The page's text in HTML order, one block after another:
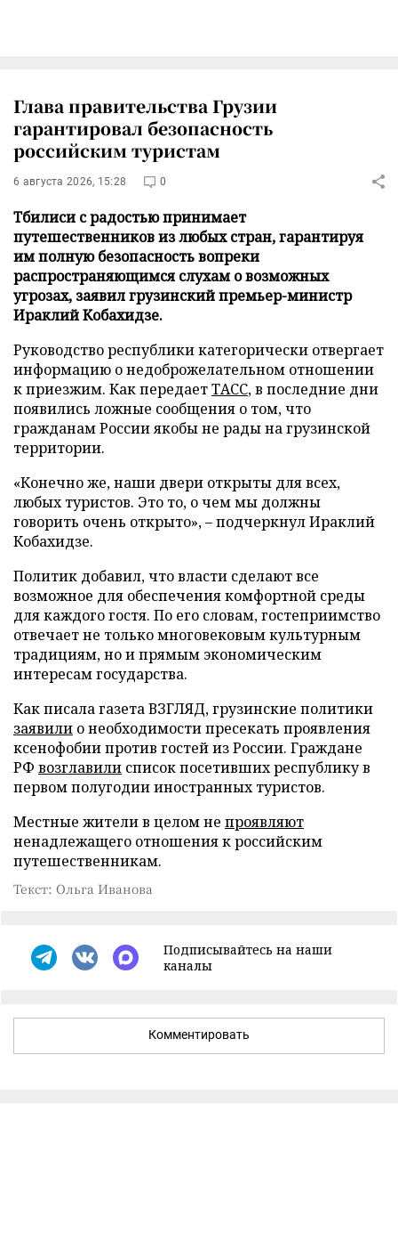
Глава правительства Грузии
гарантировал безопасность
российским туристам
6 августа 2026, 15:28 0
Тбилиси с радостью принимает
путешественников из любых стран, гарантируя
им полную безопасность вопреки
распространяющимся слухам о возможных
угрозах, заявил грузинский премьер-министр
Ираклий Кобахидзе.
Руководство республики категорически отвергает
информацию о недоброжелательном отношении
к приезжим. Как передаетТАСС, в последние дни
появились ложные сообщения о том, что
гражданам России якобы не рады на грузинской
территории.
«Конечно же, наши двери открыты для всех,
любых туристов. Это то, о чем мы должны
говорить очень открыто», – подчеркнул Ираклий
Кобахидзе.
Политик добавил, что власти сделают все
возможное для обеспечения комфортной среды
для каждого гостя. По его словам, гостеприимство
отвечает не только многовековым культурным
традициям, но и прямым экономическим
интересам государства.
Как писала газета ВЗГЛЯД, грузинские политики
заявили о необходимости пресекать проявления
ксенофобии против гостей из России. Граждане
РФ возглавили список посетивших республику в
первом полугодии иностранных туристов.
Местные жители в целом не проявляют
ненадлежащего отношения к российским
путешественникам.
Текст: Ольга Иванова
Подписывайтесь на наши
каналы
Комментировать